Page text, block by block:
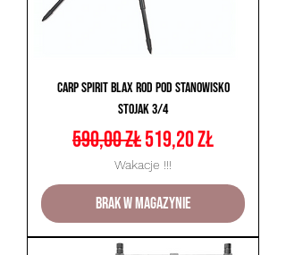
Carp Spirit BLAX Rod Pod Stanowisko
Stojak 3/4
Regularna cena
590,00 złCena rabatowa
519,20 zł
Wakacje !!!
Brak w magazynie